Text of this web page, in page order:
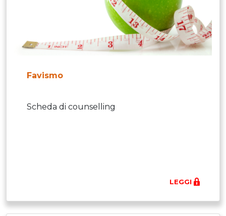
Favismo
Scheda di counselling
LEGGI